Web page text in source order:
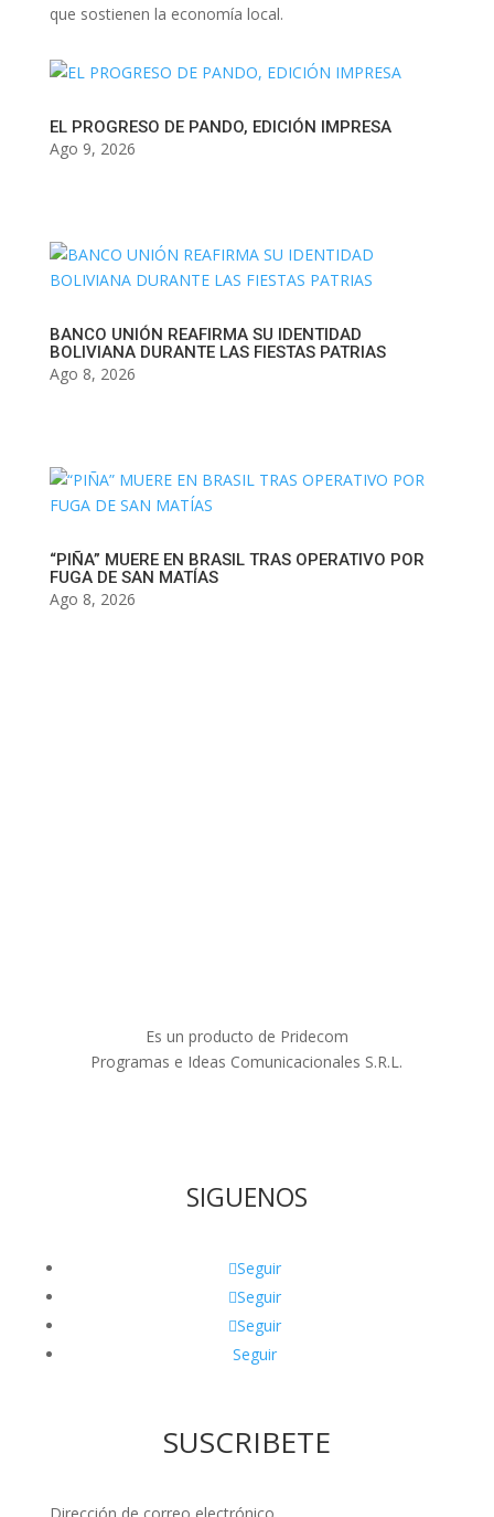
que sostienen la economía local.
EL PROGRESO DE PANDO, EDICIÓN IMPRESA
Ago 9, 2026
BANCO UNIÓN REAFIRMA SU IDENTIDAD
BOLIVIANA DURANTE LAS FIESTAS PATRIAS
Ago 8, 2026
“PIÑA” MUERE EN BRASIL TRAS OPERATIVO POR
FUGA DE SAN MATÍAS
Ago 8, 2026
Es un producto de Pridecom
Programas e Ideas Comunicacionales S.R.L.
SIGUENOS
Seguir
Seguir
Seguir
Seguir
SUSCRIBETE